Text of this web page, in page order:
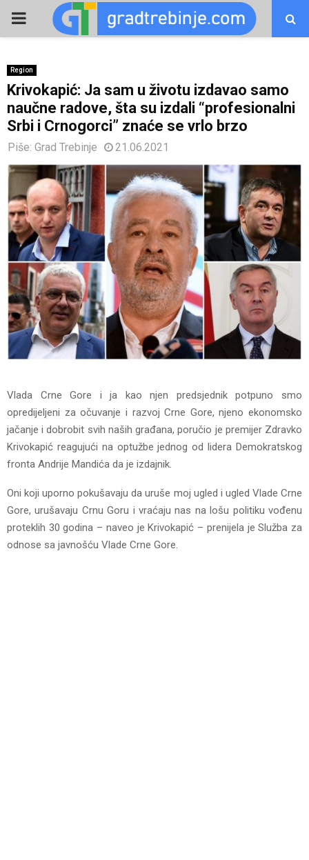
PRIMARY
Region
Krivokapić: Ja sam u životu izdavao samo
naučne radove, šta su izdali “profesionalni
Srbi i Crnogorci” znaće se vrlo brzo
Piše: Grad Trebinje 21.06.2021
Vlada Crne Gore i ja kao njen predsjednik potpuno smo
opredijeljeni za očuvanje i razvoj Crne Gore, njeno ekonomsko
jačanje i dobrobit svih naših građana, poručio je premijer Zdravko
Krivokapić reagujući na optužbe jednog od lidera Demokratskog
fronta Andrije Mandića da je izdajnik.
Oni koji uporno pokušavaju da uruše moj ugled i ugled Vlade Crne
Gore, urušavaju Crnu Goru i vraćaju nas na lošu politiku vođenu
proteklih 30 godina – naveo je Krivokapić – prenijela je Služba za
odnose sa javnošću Vlade Crne Gore.